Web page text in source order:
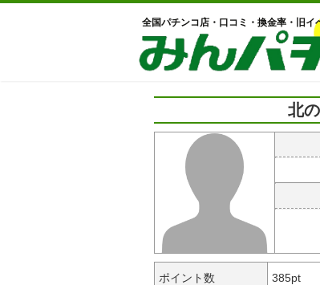
全国パチンコ店・口コミ・換金率・旧イ
北
ポイント数 385pt